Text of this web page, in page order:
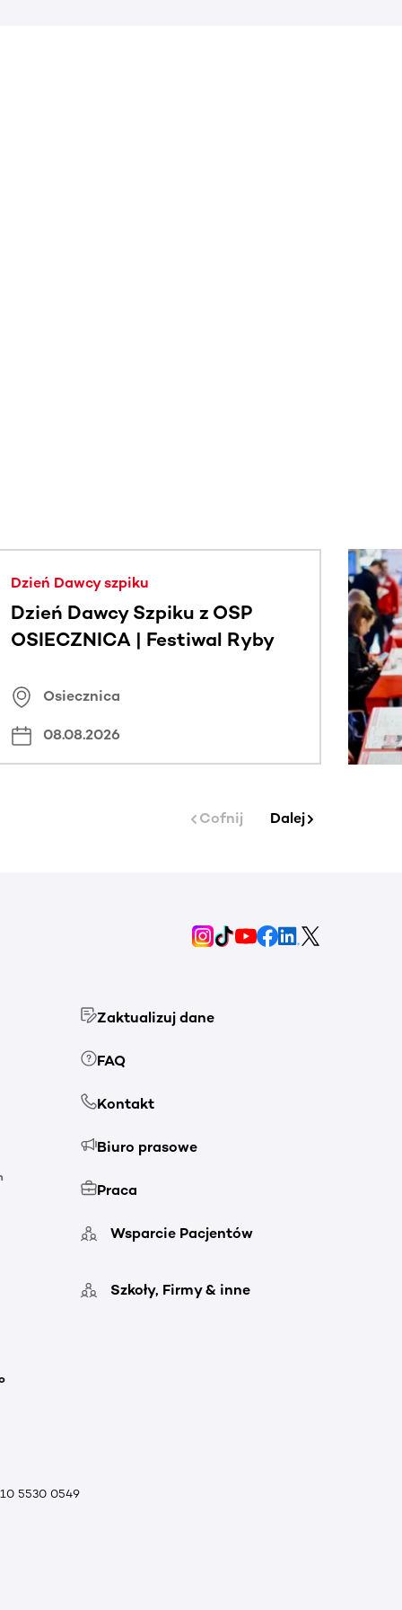
Dzień Dawcy szpiku
Dzień Dawcy Szpiku z OSP
OSIECZNICA | Festiwal Ryby
Osiecznica
08.08.2026
Cofnij Dalej
Zaktualizuj dane
FAQ
Kontakt
Biuro prasowe
Praca
Wsparcie Pacjentów
Szkoły, Firmy & inne
5530 0549